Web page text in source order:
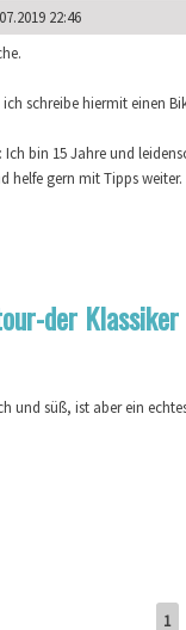
22:46
schreibe hiermit einen
bin 15 Jahre und
helfe gern mit Tipps weiter.
der Klassiker
und süß, ist aber ein
1